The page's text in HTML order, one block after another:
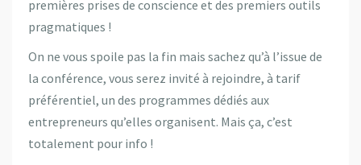
premières prises de conscience et des premiers outils
pragmatiques !
On ne vous spoile pas la fin mais sachez qu’à l’issue de
la conférence, vous serez invité à rejoindre, à tarif
préférentiel, un des programmes dédiés aux
entrepreneurs qu’elles organisent. Mais ça, c’est
totalement pour info !